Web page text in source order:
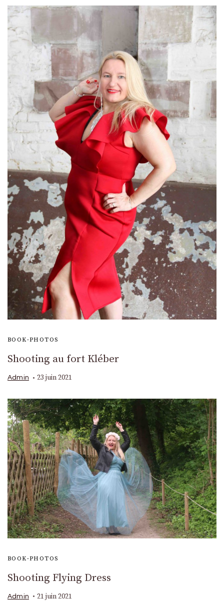
BOOK-PHOTOS
Shooting au fort Kléber
Admin 23 juin 2021
BOOK-PHOTOS
Shooting Flying Dress
Admin 21 juin 2021